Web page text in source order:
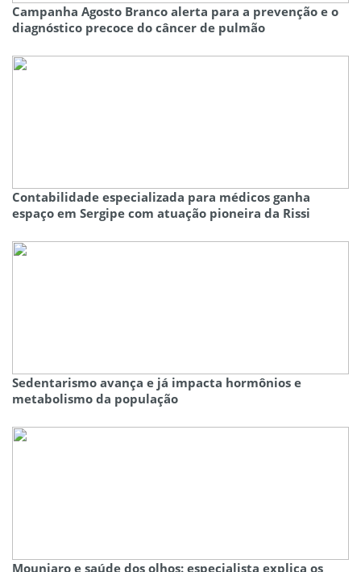
Campanha Agosto Branco alerta para a prevenção e o
diagnóstico precoce do câncer de pulmão
Contabilidade especializada para médicos ganha
espaço em Sergipe com atuação pioneira da Rissi
Sedentarismo avança e já impacta hormônios e
metabolismo da população
Mounjaro e saúde dos olhos: especialista explica os